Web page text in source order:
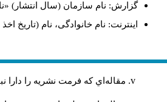
گزارش: نام سازمان (سال انتشار)
اینترنت: نام خانوادگی، نام
مقاله‌اي كه فرمت نشريه را